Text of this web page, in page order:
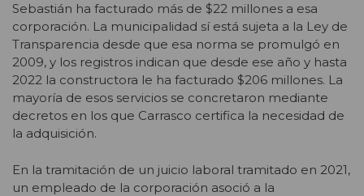
Sebastián ha facturado más de $22 millones a esa
corporación. La municipalidad sí está sujeta a la Ley de
Transparencia desde que esa norma se promulgó en
2009, y los registros indican que desde ese año y hasta
2022 la constructora le ha facturado $206 millones. La
mayoría de esos servicios se concretaron mediante
decretos en los que Carrasco certifica la necesidad de
la adquisición.
En la tramitación de un juicio laboral tramitado en 2021,
un empleado de la corporación asoció a la